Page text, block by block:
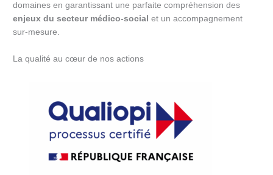
domaines en garantissant une parfaite compréhension des
enjeux du secteur médico-social et un accompagnement
sur-mesure.
La qualité au cœur de nos actions